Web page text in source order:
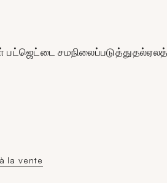
பட்ஜெட்டை சமநிலைப்படுத்துதல்
la vente